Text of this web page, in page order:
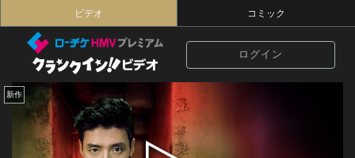
ビデオ コミック
ログイン
新作